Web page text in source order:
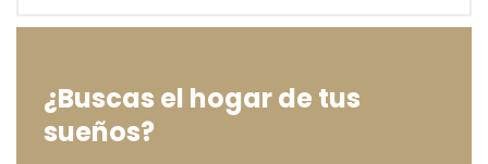
¿Buscas el hogar de tus
sueños?